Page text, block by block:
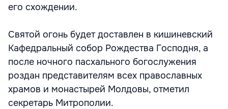
его схождении.
Святой огонь будет доставлен в кишиневский
Кафедральный собор Рождества Господня, а
после ночного пасхального богослужения
роздан представителям всех православных
храмов и монастырей Молдовы, отметил
секретарь Митрополии.